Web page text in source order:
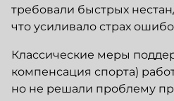
требовали быстрых
что усиливало страх
Классические меры
компенсация спорта)
но не решали проблему